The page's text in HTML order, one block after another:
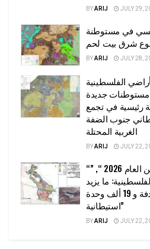
BYARIJ JULY 29,
في مستوطنة
شرق بيت لحم
BYARIJ JULY 28,
من الأراضي الفلسطينية
جديدة
رئيسية في تجمع
جنوب الضفة
الغربية المحتلة
BYARIJ JULY 22,
“حتى النصف الأول من العام 2026 “, ”
ما يزيد
عن 22 ألف دونم مستهدفة و 19 ألف وحدة
استيطانية”
BYARIJ JULY 22,